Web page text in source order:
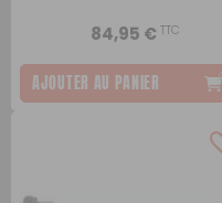
84,95 €TTC
AJOUTER AU PANIER